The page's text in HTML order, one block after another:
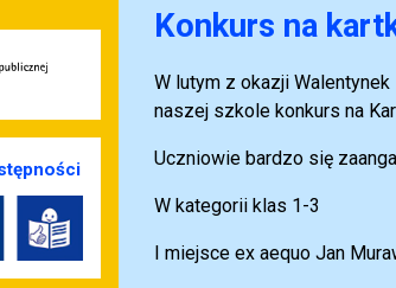
Konkurs na
W lutym z okazji
naszej szkole konkurs na
Uczniowie bardzo się
W kategorii klas 1-3
I miejsce ex aequo Jan